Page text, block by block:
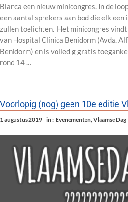
Blanca een nieuw minicongres. In de
een aantal sprekers aan bod die elk
zullen toelichten. Het minicongres
van Hospital Clínica Benidorm (Avda.
Benidorm) en is volledig gratis
rond 14 …
Voorlopig (nog) geen 10e editie
1 augustus 2019 in : Evenementen Vlaamse Dag